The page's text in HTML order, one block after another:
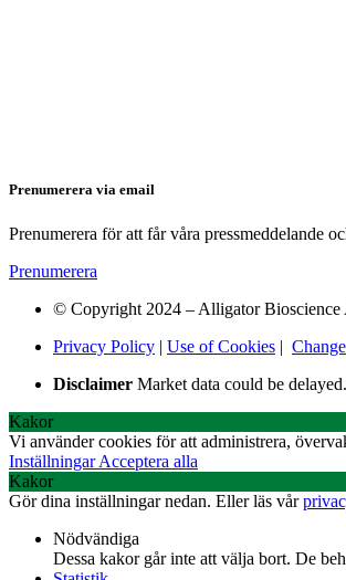
Prenumerera via email
Prenumerera för att får våra pressmeddelande
Prenumerera
© Copyright 2024 – Alligator Bioscience
Privacy Policy | Use of Cookies |
Disclaimer Market data could be
Kakor
Vi använder cookies för att administrera,
InställningarAcceptera alla
Kakor
Gör dina inställningar nedan. Eller läs vår
Nödvändiga
Dessa kakor går inte att välja bort. De